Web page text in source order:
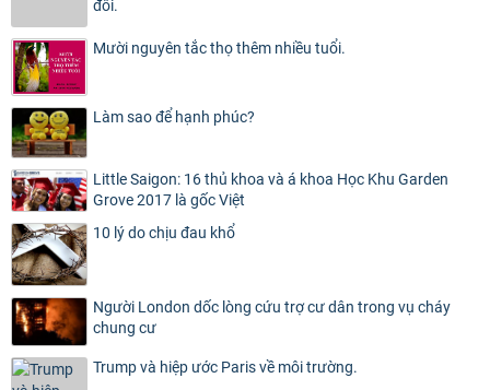
đôi.
Mười nguyên tắc thọ thêm nhiều tuổi.
Làm sao để hạnh phúc?
Little Saigon: 16 thủ khoa và á khoa Học Khu Garden
Grove 2017 là gốc Việt
10 lý do chịu đau khổ
Người London dốc lòng cứu trợ cư dân trong vụ cháy
chung cư
Trump và hiệp ước Paris về môi trường.